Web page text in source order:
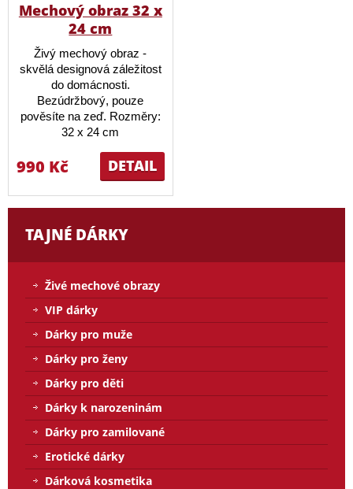
Mechový obraz 32 x
24 cm
Živý mechový obraz -
skvělá designová záležitost
do domácnosti.
Bezúdržbový, pouze
pověsíte na zeď. Rozměry:
32 x 24 cm
DETAIL
990 Kč
TAJNÉ DÁRKY
Živé mechové obrazy
VIP dárky
Dárky pro muže
Dárky pro ženy
Dárky pro děti
Dárky k narozeninám
Dárky pro zamilované
Erotické dárky
Dárková kosmetika